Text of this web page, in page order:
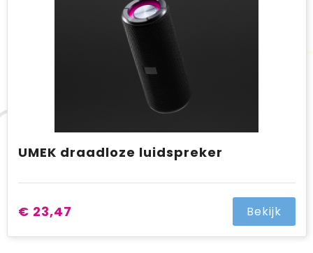
UMEK draadloze luidspreker
€ 23,47 Bekijk